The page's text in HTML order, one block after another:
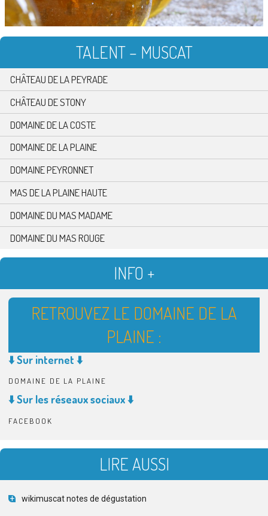
TALENT – MUSCAT
CHÂTEAU DE LA PEYRADE
CHÂTEAU DE STONY
DOMAINE DE LA COSTE
DOMAINE DE LA PLAINE
DOMAINE PEYRONNET
MAS DE LA PLAINE HAUTE
DOMAINE DU MAS MADAME
DOMAINE DU MAS ROUGE
INFO +
RETROUVEZ LE DOMAINE DE LA
PLAINE :
⬇️ Sur internet ⬇️
DOMAINE DE LA PLAINE
⬇️ Sur les réseaux sociaux ⬇️
FACEBOOK
LIRE AUSSI
wikimuscat notes de dégustation